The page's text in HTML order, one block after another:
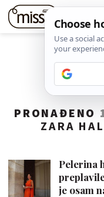
PRONAĐENO
ZARA
Pelerina
je osam